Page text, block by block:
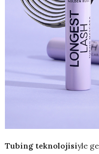
Tubing teknolojisiyle